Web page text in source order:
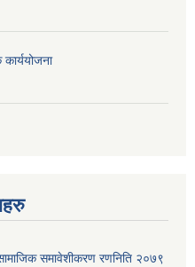
कार्ययोजना
समावेशीकरण रणनिति २०७९